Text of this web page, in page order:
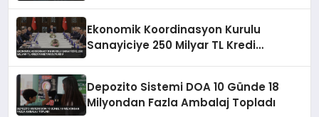
Ekonomik Koordinasyon Kurulu
Sanayiciye 250 Milyar TL Kredi
Depozito Sistemi DOA 10 Günde 18
Milyondan Fazla Ambalaj Topladı